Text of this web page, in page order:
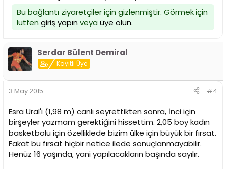
Bu bağlantı ziyaretçiler için gizlenmiştir. Görmek için
lütfen giriş yapınveya üye olun.
Serdar Bülent Demiral
Kayıtlı Üye
3 May 2015 #4
Esra Ural'ı (1,98 m) canlı seyrettikten sonra, İnci için
birşeyler yazmam gerektiğini hissettim. 2,05 boy kadın
basketbolu için özelliklede bizim ülke için büyük bir fırsat.
Fakat bu fırsat hiçbir netice ilede sonuçlanmayabilir.
Henüz 16 yaşında, yani yapılacakların başında sayılır.